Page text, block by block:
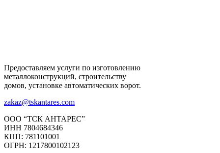
Предоставляем услуги по изготовлению
металлоконструкций, строительству
домов, установке автоматических ворот.
zakaz@tskantares.com
ООО “ТСК АНТАРЕС”
ИНН 7804684346
КПП: 781101001
ОГРН: 1217800102123